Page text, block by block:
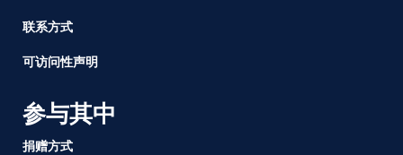
联系方式
可访问性声明
参与其中
捐赠方式